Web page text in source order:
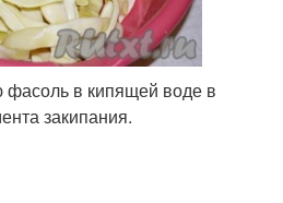
фасоль в кипящей воде в
закипания.